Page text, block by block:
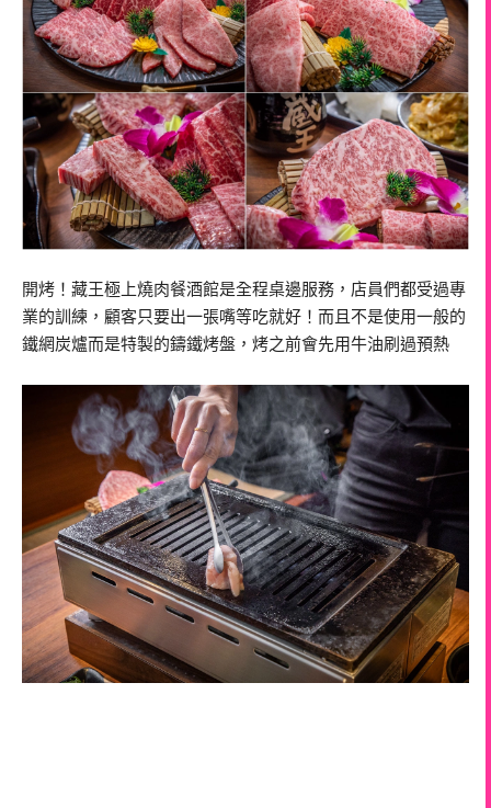
開烤！藏王極上燒肉餐酒館是全程桌邊服務，店員們都受過專
業的訓練，顧客只要出一張嘴等吃就好！而且不是使用一般的
鐵網炭爐而是特製的鑄鐵烤盤，烤之前會先用牛油刷過預熱